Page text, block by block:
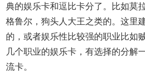
典的娱乐卡和逗比卡分了。比如莫
格鲁尔，狗头人大王之类的。这里
的，或者娱乐性比较强的职业比如
几个职业的娱乐卡，有选择的分解
流卡。